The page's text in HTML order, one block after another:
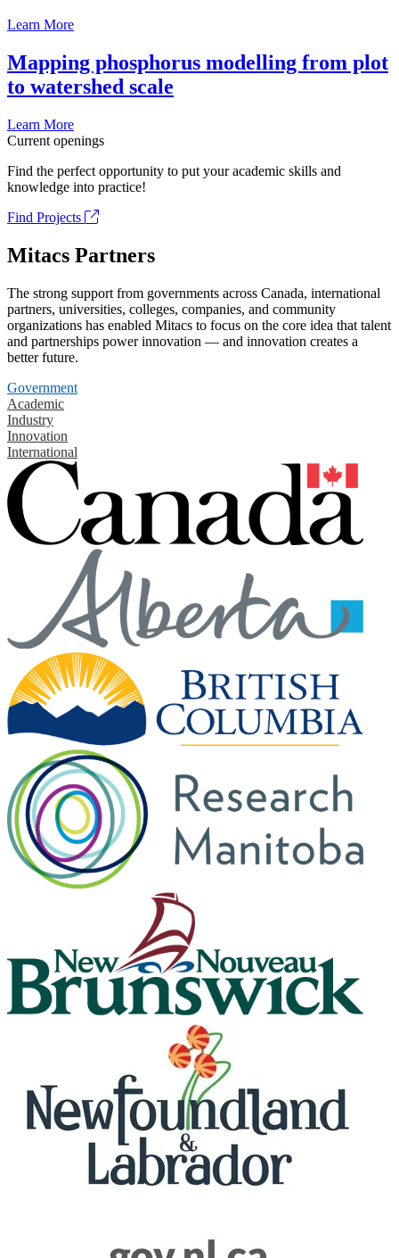
Learn More
Mapping phosphorus modelling from plot
to watershed scale
Learn More
Current openings
Find the perfect opportunity to put your academic skills and
knowledge into practice!
Find Projects
Mitacs Partners
The strong support from governments across Canada, international
partners, universities, colleges, companies, and community
organizations has enabled Mitacs to focus on the core idea that talent
and partnerships power innovation — and innovation creates a
better future.
Government
Academic
Industry
Innovation
International